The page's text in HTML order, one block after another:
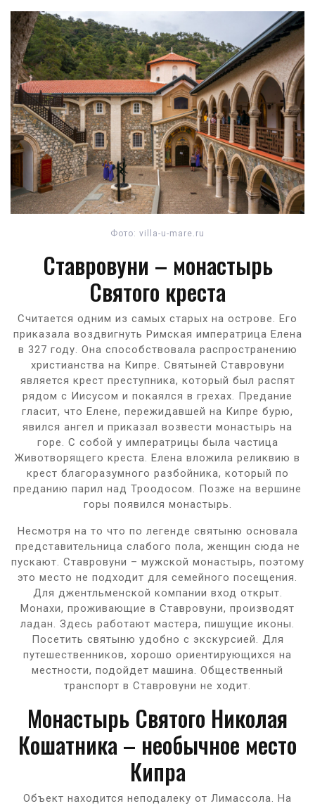
Фото: villa-u-mare.ru
Ставровуни – монастырь
Святого креста
Считается одним из самых старых на острове. Его
приказала воздвигнуть Римская императрица Елена
в 327 году. Она способствовала распространению
христианства на Кипре. Святыней Ставровуни
является крест преступника, который был распят
рядом с Иисусом и покаялся в грехах. Предание
гласит, что Елене, пережидавшей на Кипре бурю,
явился ангел и приказал возвести монастырь на
горе. С собой у императрицы была частица
Животворящего креста. Елена вложила реликвию в
крест благоразумного разбойника, который по
преданию парил над Троодосом. Позже на вершине
горы появился монастырь.
Несмотря на то что по легенде святыню основала
представительница слабого пола, женщин сюда не
пускают. Ставровуни – мужской монастырь, поэтому
это место не подходит для семейного посещения.
Для джентльменской компании вход открыт.
Монахи, проживающие в Ставровуни, производят
ладан. Здесь работают мастера, пишущие иконы.
Посетить святыню удобно с экскурсией. Для
путешественников, хорошо ориентирующихся на
местности, подойдет машина. Общественный
транспорт в Ставровуни не ходит.
Монастырь Святого Николая
Кошатника – необычное место
Кипра
Объект находится неподалеку от Лимассола. На